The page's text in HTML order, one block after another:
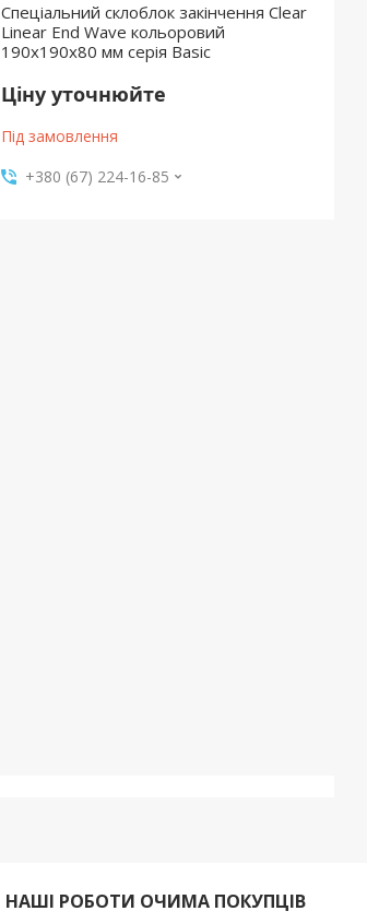
Спеціальний склоблок закінчення Clear
Linear End Wave кольоровий
190х190х80 мм серія Basic
Ціну уточнюйте
Під замовлення
+380 (67) 224-16-85
НАШІ РОБОТИ ОЧИМА ПОКУПЦІВ